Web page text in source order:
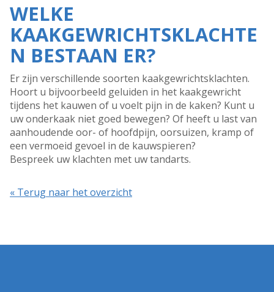
WELKE
KAAKGEWRICHTSKLACHTE
N BESTAAN ER?
Er zijn verschillende soorten kaakgewrichtsklachten.
Hoort u bijvoorbeeld geluiden in het kaakgewricht
tijdens het kauwen of u voelt pijn in de kaken? Kunt u
uw onderkaak niet goed bewegen? Of heeft u last van
aanhoudende oor- of hoofdpijn, oorsuizen, kramp of
een vermoeid gevoel in de kauwspieren?
Bespreek uw klachten met uw tandarts.
« Terug naar het overzicht